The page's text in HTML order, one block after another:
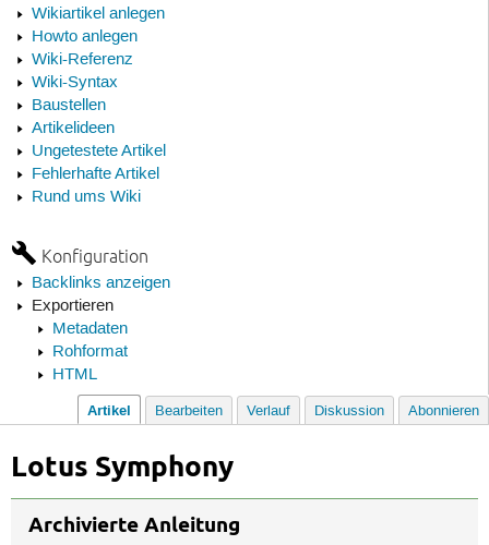
Wikiartikel anlegen
Howto anlegen
Wiki-Referenz
Wiki-Syntax
Baustellen
Artikelideen
Ungetestete Artikel
Fehlerhafte Artikel
Rund ums Wiki
Konfiguration
Backlinks anzeigen
Exportieren
Metadaten
Rohformat
HTML
Artikel Bearbeiten Verlauf Diskussion Abonnieren
Lotus Symphony
Archivierte Anleitung